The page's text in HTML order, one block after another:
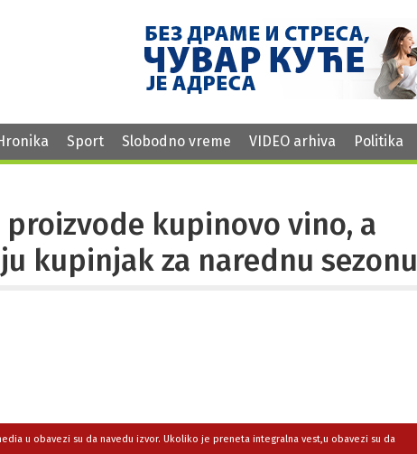
Sport Slobodno vreme VIDEO arhiva Politika
kupinovo vino, a
kupinjak za narednu sezonu
u obavezi su da navedu izvor. Ukoliko je preneta integralna vest,u obavezi su da